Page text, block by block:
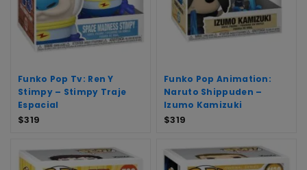
Funko Pop Tv: Ren Y
Stimpy – Stimpy Traje
Espacial
$319
Funko Pop Animation:
Naruto Shippuden –
Izumo Kamizuki
$319